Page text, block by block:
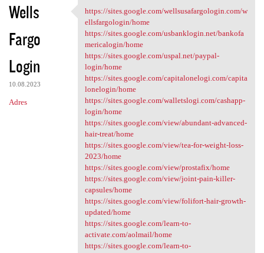
Wells
Fargo
Login
10.08.2023
Adres
https://sites.google.com
https://sites.google.com/wellsusafargologin.com/w
ellsfargologin/home
https://sites.google.com/usbanklogin.net/bankofa
mericalogin/home
https://sites.google.com/uspal.net/paypal-
login/home
https://sites.google.com/capitalonelogi.com/capita
lonelogin/home
https://sites.google.com/walletslogi.com/cashapp-
login/home
https://sites.google.com/view/abundant-advanced-
hair-treat/home
https://sites.google.com/view/tea-for-weight-loss-
2023/home
https://sites.google.com/view/prostafix/home
https://sites.google.com/view/joint-pain-killer-
capsules/home
https://sites.google.com/view/folifort-hair-growth-
updated/home
https://sites.google.com/learn-to-
activate.com/aolmail/home
https://sites.google.com/learn-to-